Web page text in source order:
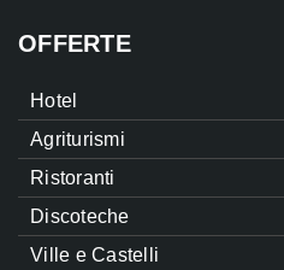
OFFERTE
Hotel
Agriturismi
Ristoranti
Discoteche
Ville e Castelli